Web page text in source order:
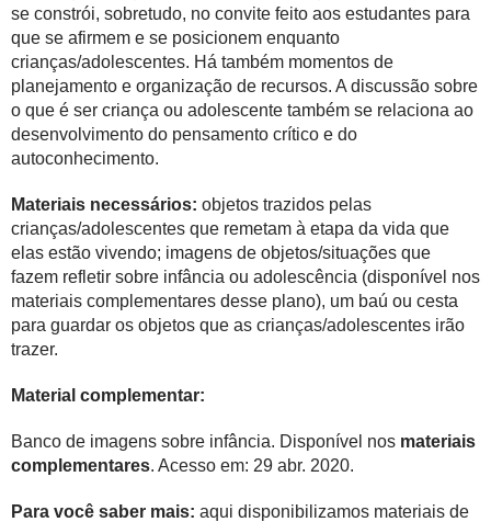
se constrói, sobretudo, no convite feito aos estudantes para
que se afirmem e se posicionem enquanto
crianças/adolescentes. Há também momentos de
planejamento e organização de recursos. A discussão sobre
o que é ser criança ou adolescente também se relaciona ao
desenvolvimento do pensamento crítico e do
autoconhecimento.
Materiais necessários: objetos trazidos pelas
crianças/adolescentes que remetam à etapa da vida que
elas estão vivendo; imagens de objetos/situações que
fazem refletir sobre infância ou adolescência (disponível nos
materiais complementares desse plano), um baú ou cesta
para guardar os objetos que as crianças/adolescentes irão
trazer.
Material complementar:
Banco de imagens sobre infância. Disponível nos materiais
complementares. Acesso em: 29 abr. 2020.
Para você saber mais: aqui disponibilizamos materiais de